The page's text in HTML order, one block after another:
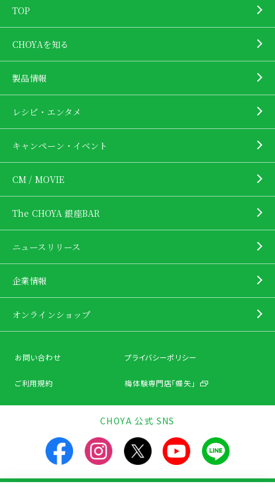
TOP
CHOYAを知る
製品情報
レシピ・エンタメ
キャンペーン・イベント
CM / MOVIE
The CHOYA 銀座BAR
ニュースリリース
企業情報
オンラインショップ
お問い合わせ プライバシーポリシー
ご利用規約 梅体験専門店「蝶矢」
CHOYA 公式 SNS